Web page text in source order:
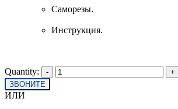
Саморезы.
Инструкция.
Quantity:
ЗВОНИТЕ
ИЛИ